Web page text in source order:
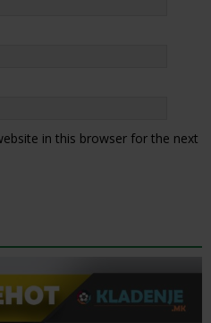
in this browser for the next